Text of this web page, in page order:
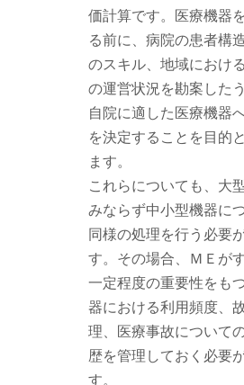
価計算です。医療機器
る前に、病院の患者構
のスキル、地域におけ
の運営状況を勘案したう
自院に適した医療機器
を決定することを目的
ます。
これらについても、大
みならず中小型機器に
同様の処理を行う必要
す。その場合、ＭＥが
一定程度の重要性をも
器における利用頻度、
理、医療事故について
歴を管理しておく必要
す。